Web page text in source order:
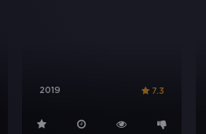
2019 7.3